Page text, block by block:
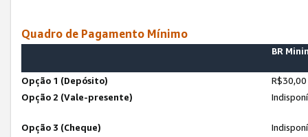
Quadro de Pagamento Mínimo
BR
Opção 1 (Depósito)
R$30,00
Opção 2 (Vale-presente)
Opção 3 (Cheque)